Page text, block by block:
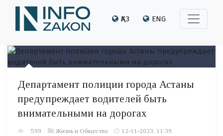
ҚАЗ ENG
Департамент полиции города Астаны
предупреждает водителей быть
внимательными на дорогах
599 Жизнь и Общество
12-11-2023, 11:39